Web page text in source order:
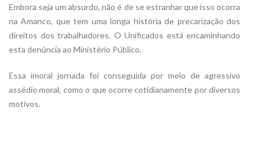
Embora seja um absurdo, não é de se estranhar que isso ocorra
na Amanco, que tem uma longa história de precarização dos
direitos dos trabalhadores. O Unificados está encaminhando
esta denúncia ao Ministério Público.
Essa imoral jornada foi conseguida por meio de agressivo
assédio moral, como o que ocorre cotidianamente por diversos
motivos.